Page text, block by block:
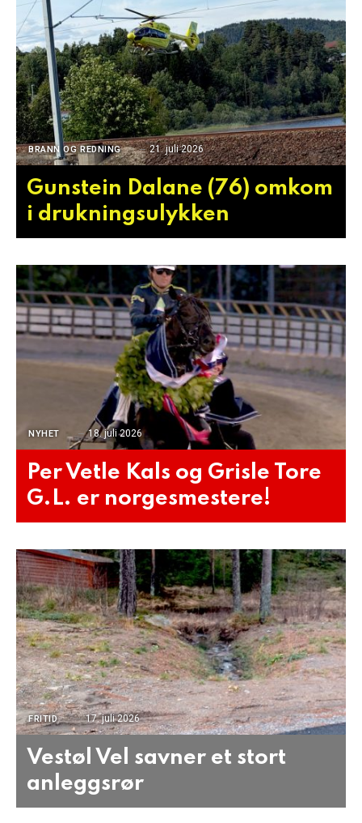
BRANN OG REDNING 21. juli 2026
Gunstein Dalane (76) omkom
i drukningsulykken
NYHET 18. juli 2026
Per Vetle Kals og Grisle Tore
G.L. er norgesmestere!
FRITID 17. juli 2026
Vestøl Vel savner et stort
anleggsrør